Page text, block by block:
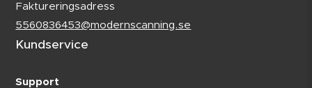
Faktureringsadress
5560836453@modernscanning.se
Kundservice
Support